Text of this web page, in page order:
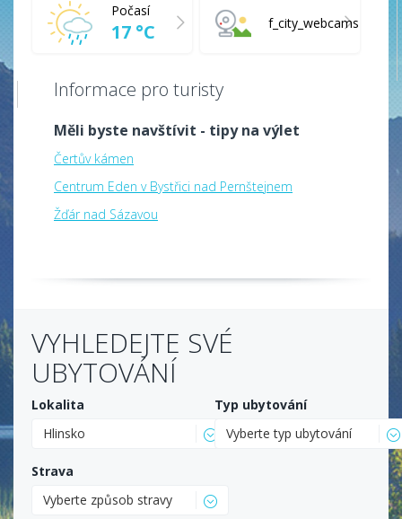
Počasí
17 °C f_city_webcams
Informace pro turisty
Měli byste navštívit - tipy na výlet
Čertův kámen
Centrum Eden v Bystřici nad Pernštejnem
Žďár nad Sázavou
VYHLEDEJTE SVÉ
UBYTOVÁNÍ
Lokalita
Hlinsko
Typ ubytování
Vyberte typ ubytování
Strava
Vyberte způsob stravy